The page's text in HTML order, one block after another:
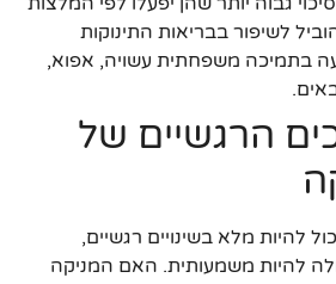
לשיפור בבריאות התינוקות
בתמיכה משפחתית עשויה, אפוא,
הרגשיים של
להיות מלא בשינויים רגשיים,
להיות משמעותית. האם המניקה